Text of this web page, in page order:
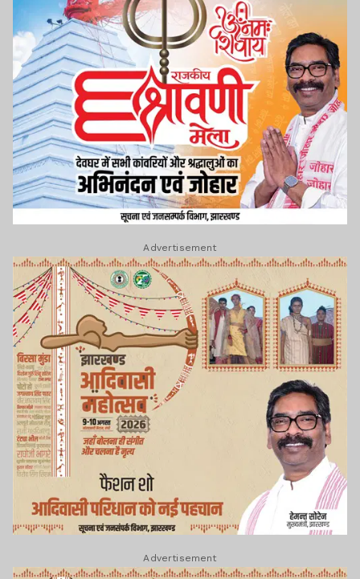
Advertisement
Advertisement